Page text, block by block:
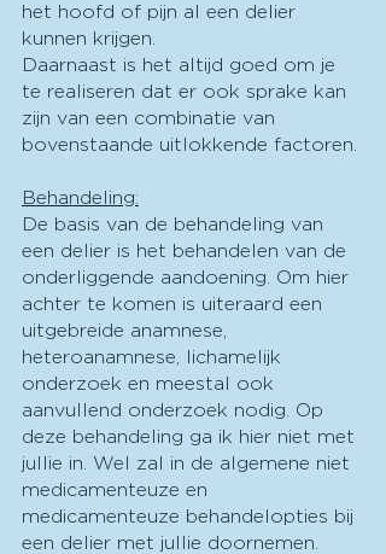
het hoofd of pijn al een delier
kunnen krijgen.
Daarnaast is het altijd goed om je
te realiseren dat er ook sprake kan
zijn van een combinatie van
bovenstaande uitlokkende factoren.
Behandeling:
De basis van de behandeling van
een delier is het behandelen van de
onderliggende aandoening. Om hier
achter te komen is uiteraard een
uitgebreide anamnese,
heteroanamnese, lichamelijk
onderzoek en meestal ook
aanvullend onderzoek nodig. Op
deze behandeling ga ik hier niet met
jullie in. Wel zal in de algemene niet
medicamenteuze en
medicamenteuze behandelopties bij
een delier met jullie doornemen.